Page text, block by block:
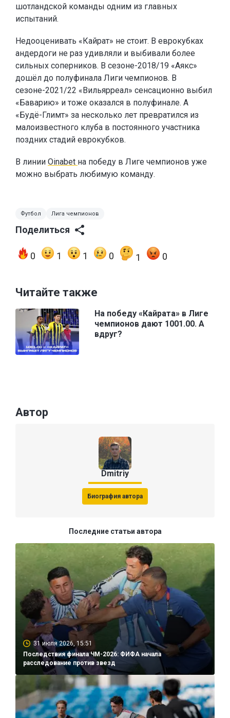
шотландской команды одним из главных
испытаний.
Недооценивать «Кайрат» не стоит. В еврокубках
андердоги не раз удивляли и выбивали более
сильных соперников. В сезоне-2018/19 «Аякс»
дошёл до полуфинала Лиги чемпионов. В
сезоне-2021/22 «Вильярреал» сенсационно выбил
«Баварию» и тоже оказался в полуфинале. А
«Будё-Глимт» за несколько лет превратился из
малоизвестного клуба в постоянного участника
поздних стадий еврокубков.
В линии Oinabet на победу в Лиге чемпионов уже
можно выбрать любимую команду.
Футбол Лига чемпионов
Поделиться
0 1 1 0 1 0
Читайте также
На победу «Кайрата» в Лиге
чемпионов дают 1001.00. А
вдруг?
Автор
Dmitriy
Биография автора
Последние статьи автора
31 июля 2026, 15:51
Последствия финала ЧМ-2026: ФИФА начала
расследование против звезд